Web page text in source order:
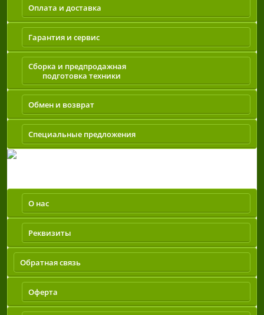
Оплата и доставка
Гарантия и сервис
Сборка и предпродажная
подготовка техники
Обмен и возврат
Специальные предложения
О нас
Реквизиты
Обратная связь
Оферта